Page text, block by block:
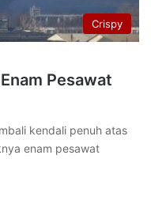
Crispy
Pesawat
kendali penuh atas
enam pesawat